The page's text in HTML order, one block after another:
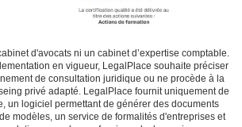
d'avocats ni un cabinet d’expertise comptable.
en vigueur, LegalPlace souhaite préciser
de consultation juridique ou ne procède à la
privé adapté. LegalPlace fournit uniquement de
un logiciel permettant de générer des documents
modèles, un service de formalités d'entreprises et